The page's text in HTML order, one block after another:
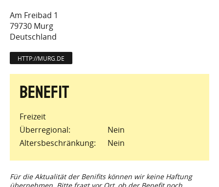
Am Freibad 1
79730 Murg
Deutschland
HTTP://MURG.DE
Freizeit
Überregional
Nein
Altersbeschränkung
Nein
Für die Aktualität der Benifits können wir keine Haftung